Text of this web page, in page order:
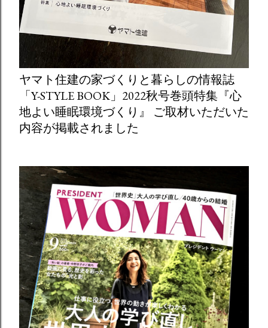
ヤマト住建の家づくりと暮らしの情報誌
「Y-STYLE BOOK」2022秋号巻頭特集『心
地よい睡眠環境づくり』 ご取材いただいた
内容が掲載されました